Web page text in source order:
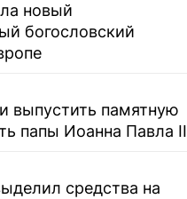
новый
богословский
выпустить памятную
папы Иоанна Павла II
средства на